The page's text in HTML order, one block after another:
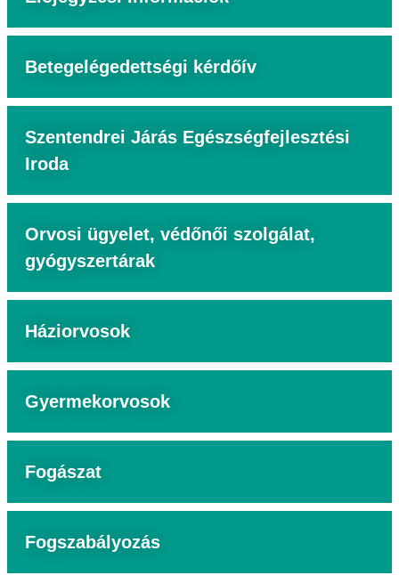
Betegelégedettségi kérdőív
Szentendrei Járás Egészségfejlesztési
Iroda
Orvosi ügyelet, védőnői szolgálat,
gyógyszertárak
Háziorvosok
Gyermekorvosok
Fogászat
Fogszabályozás